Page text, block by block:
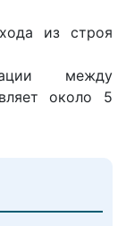
из строя
между
около 5